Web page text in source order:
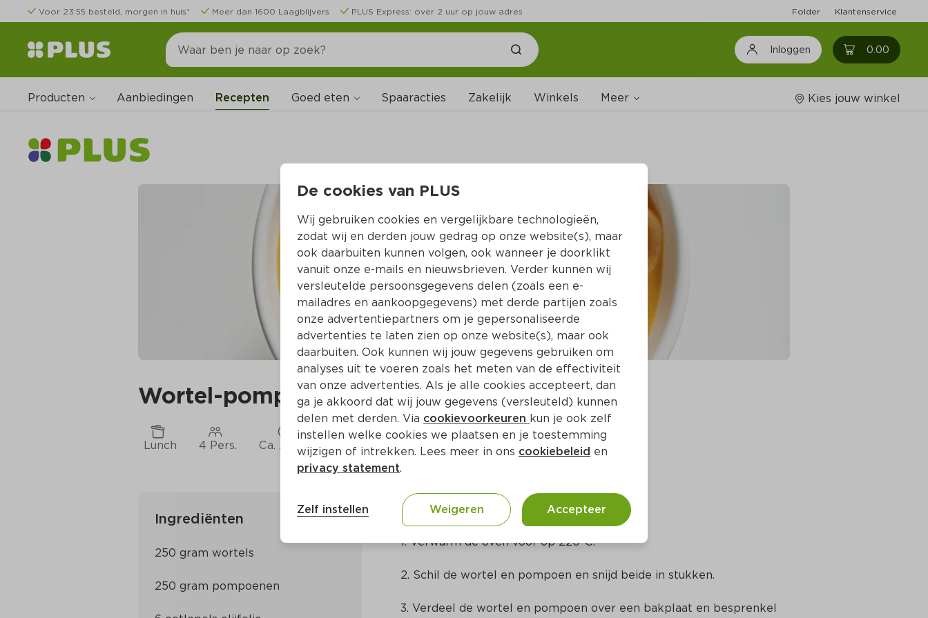
Voor 23:55 besteld, morgen in huis* Meer dan 1600 Laagblijvers PLUS Express: over 2 uur op jouw adres Folder Klantenservice
Inloggen 0.00 0
Producten Aanbiedingen Recepten Goed eten Spaaracties Zakelijk Winkels Meer
Wijnshop
Boodschappenlijstjes
Kies jouw winkel
Wortel-pompoensoep met korianderolie
Lunch 4 Pers. Ca. 20 Min Thais
Ingrediënten
Bereidingswijze
1. Verwarm de oven voor op 220ºC.
2. Schil de wortel en pompoen en snijd beide in stukken.
3. Verdeel de wortel en pompoen over een bakplaat en besprenkel
De cookies van PLUS
Wij gebruiken cookies en vergelijkbare technologieën,
zodat wij en derden jouw gedrag op onze website(s), maar
ook daarbuiten kunnen volgen, ook wanneer je doorklikt
vanuit onze e-mails en nieuwsbrieven. Verder kunnen wij
versleutelde persoonsgegevens delen (zoals een e-
mailadres en aankoopgegevens) met derde partijen zoals
onze advertentiepartners om je gepersonaliseerde
advertenties te laten zien op onze website(s), maar ook
daarbuiten. Ook kunnen wij jouw gegevens gebruiken om
analyses uit te voeren zoals het meten van de effectiviteit
van onze advertenties. Als je alle cookies accepteert, dan
ga je akkoord dat wij jouw gegevens (versleuteld) kunnen
delen met derden. Via cookievoorkeuren kun je ook zelf
instellen welke cookies we plaatsen en je toestemming
wijzigen of intrekken. Lees meer in ons cookiebeleid en
privacy statement.
Zelf instellen Weigeren Accepteer